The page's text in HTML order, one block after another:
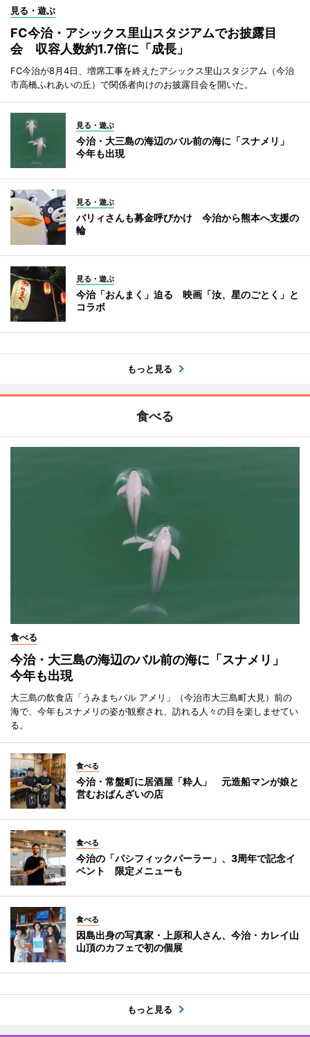
見る・遊ぶ
FC今治・アシックス里山スタジアムでお披露目
会 収容人数約1.7倍に「成長」
FC今治が8月4日、増席工事を終えたアシックス里山スタジアム（今治
市高橋ふれあいの丘）で関係者向けのお披露目会を開いた。
見る・遊ぶ
今治・大三島の海辺のバル前の海に「スナメリ」
今年も出現
見る・遊ぶ
バリィさんも募金呼びかけ 今治から熊本へ支援の
輪
見る・遊ぶ
今治「おんまく」迫る 映画「汝、星のごとく」と
コラボ
もっと見る
食べる
食べる
今治・大三島の海辺のバル前の海に「スナメリ」
今年も出現
大三島の飲食店「うみまちバル アメリ」（今治市大三島町大見）前の
海で、今年もスナメリの姿が観察され、訪れる人々の目を楽しませてい
る。
食べる
今治・常盤町に居酒屋「粋人」 元造船マンが娘と
営むおばんざいの店
食べる
今治の「パシフィックパーラー」、3周年で記念イ
ベント 限定メニューも
食べる
因島出身の写真家・上原和人さん、今治・カレイ山
山頂のカフェで初の個展
もっと見る